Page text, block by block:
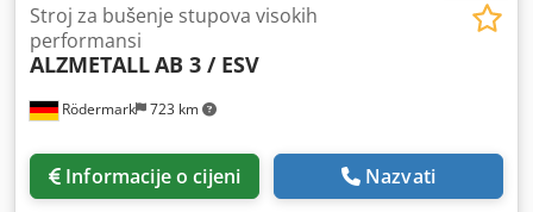
Rödermark 723 km
Stroj za bušenje stupova visokih
performansi
ALZMETALLAB 3 / ESV
Informacije o cijeni Nazvati